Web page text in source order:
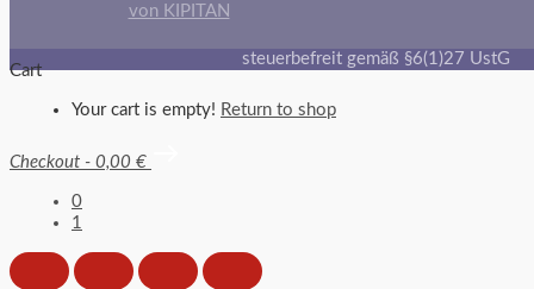
von KIPITAN
steuerbefreit gemäß §6(1)27 UstG
Cart
Your cart is empty! Return to shop
Checkout - 0,00 €
0
1